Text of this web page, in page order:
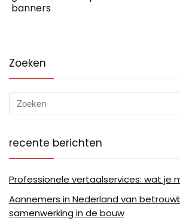
banners
Zoeken
recente berichten
Professionele vertaalservices: wat je
Aannemers in Nederland van
samenwerking in de bouw